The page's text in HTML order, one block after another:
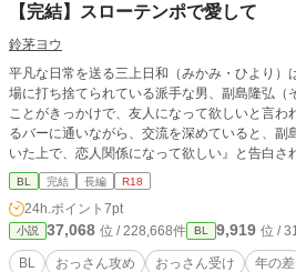
【完結】スローテンポで愛して
鈴茅ヨウ
平凡な日常を送る三上日和（みかみ・ひより）
場に打ち捨てられている派手な男、副島隆弘（
ことがきっかけで、友人になって欲しいと言わ
るバーに通いながら、交流を深めていると、副
いた上で、恋人関係になって欲しい』と告白され――。 四十五歳×三
大人の年の差ラブ！
BL 完結 長編 R18
24h.ポイント 7pt
小説 37,068 位 / 228,668件 BL 9,919 位 /
BL おっさん攻め おっさん受け 年の差